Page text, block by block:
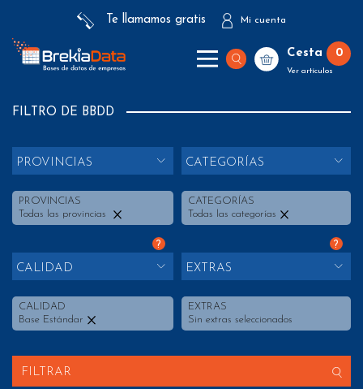
Te llamamos gratis Mi cuenta
Cesta 0
Ver artículos
FILTRO DE BBDD
PROVINCIAS
PROVINCIAS
Todas las provincias
CATEGORÍAS
CATEGORÍAS
Todas las categorías
?
CALIDAD
CALIDAD
Base Estándar
?
EXTRAS
EXTRAS
Sin extras seleccionados
FILTRAR